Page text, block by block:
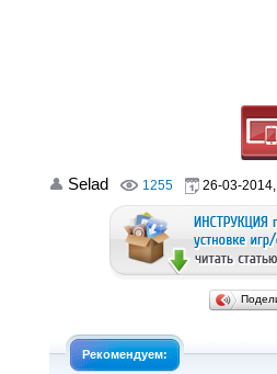
Selad 1255 26-03-
Рекомендуем: